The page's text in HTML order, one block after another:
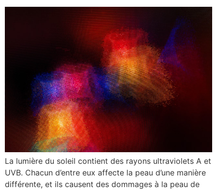
La lumière du soleil contient des rayons ultraviolets A et
UVB. Chacun d’entre eux affecte la peau d’une manière
différente, et ils causent des dommages à la peau de